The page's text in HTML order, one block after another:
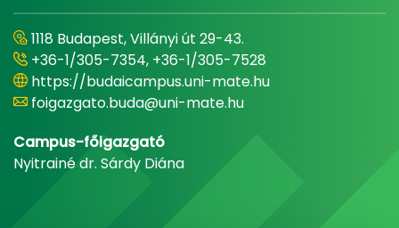
1118 Budapest, Villányi út 29-43.
+36-1/305-7354, +36-1/305-7528
https://budaicampus.uni-mate.hu
foigazgato.buda@uni-mate.hu
Campus-főigazgató
Nyitrainé dr. Sárdy Diána